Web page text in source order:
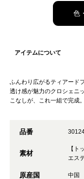
色
アイテムについて
ふんわり広がるティアード
透け感が魅力のクロシェニ
こなしが、これ一組で完成
品番
素材
【ト
エス
原産国 中国